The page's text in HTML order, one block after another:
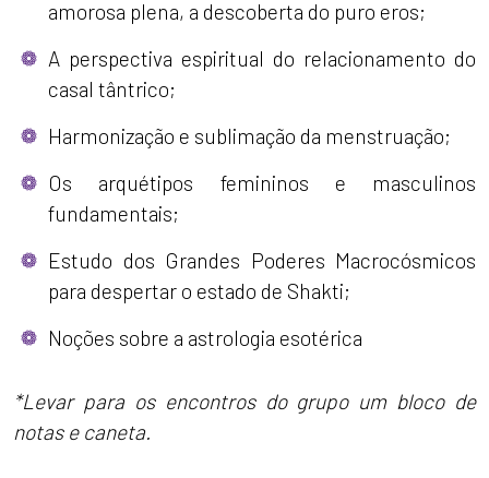
amorosa plena, a descoberta do puro eros;
A perspectiva espiritual do relacionamento do
casal tântrico;
Harmonização e sublimação da menstruação;
Os arquétipos femininos e masculinos
fundamentais;
Estudo dos Grandes Poderes Macrocósmicos
para despertar o estado de Shakti;
Noções sobre a astrologia esotérica
*Levar para os encontros do grupo um bloco de
notas e caneta.